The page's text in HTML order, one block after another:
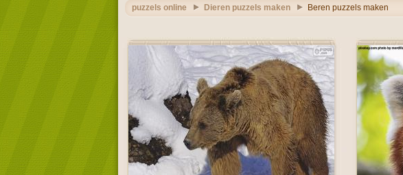
puzzels online Dieren puzzels maken Beren puzzels maken